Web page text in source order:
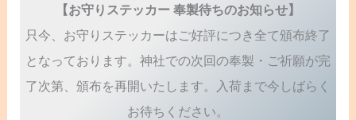
【お守りステッカー 奉製待ちのお知らせ】
只今、お守りステッカーはご好評につき全て頒布終了
となっております。神社での次回の奉製・ご祈願が完
了次第、頒布を再開いたします。入荷まで今しばらく
お待ちください。